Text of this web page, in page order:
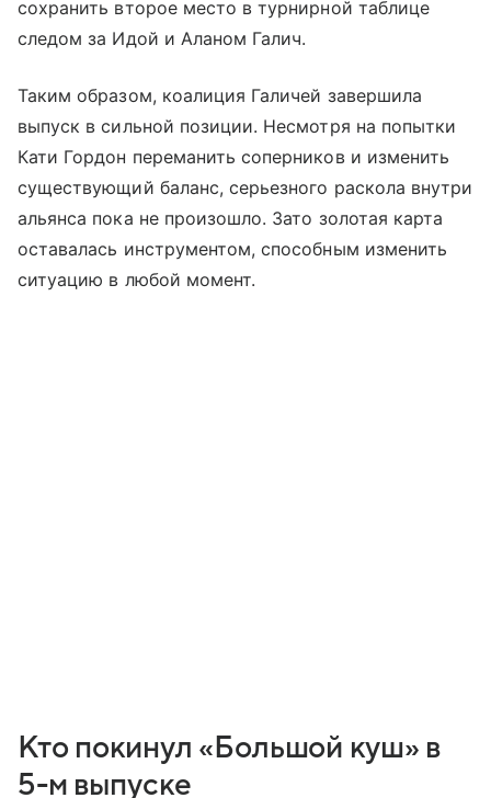
сохранить второе место в турнирной таблице
следом за Идой и Аланом Галич.
Таким образом, коалиция Галичей завершила
выпуск в сильной позиции. Несмотря на попытки
Кати Гордон переманить соперников и изменить
существующий баланс, серьезного раскола внутри
альянса пока не произошло. Зато золотая карта
оставалась инструментом, способным изменить
ситуацию в любой момент.
Кто покинул «Большой куш» в
5-м выпуске